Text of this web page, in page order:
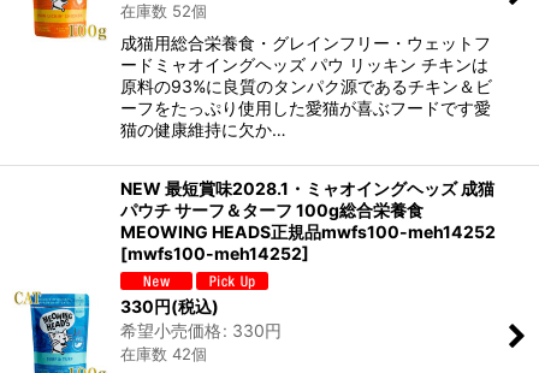
在庫数 52個
成猫用総合栄養食・グレインフリー・ウェットフ
ードミャオイングヘッズ パウ リッキン チキンは
原料の93%に良質のタンパク源であるチキン＆ビ
ーフをたっぷり使用した愛猫が喜ぶフードです愛
猫の健康維持に欠か…
NEW 最短賞味2028.1・ミャオイングヘッズ 成猫
パウチ サーフ＆ターフ 100g総合栄養食
MEOWING HEADS正規品mwfs100-meh14252
[mwfs100-meh14252]
330円(税込)
希望小売価格: 330円
在庫数 42個